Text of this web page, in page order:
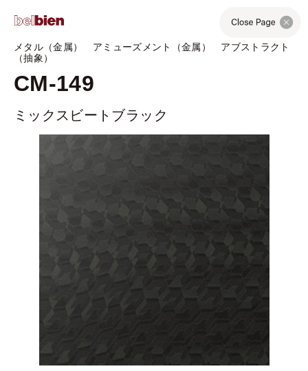
メタル（金属） アミューズメント（金属） アブストラクト
（抽象）
CM-149
ミックスビートブラック